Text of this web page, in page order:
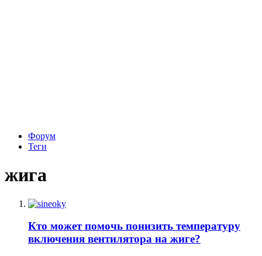
Форум
Теги
жига
Кто может помочь понизить температуру
включения вентилятора на жиге?